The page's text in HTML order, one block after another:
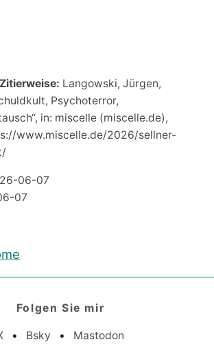
Langowski, Jürgen,
Psychoterror,
in: miscelle (miscelle.de),
www.miscelle.de/2026/sellner-
06-07
07
Folgen Sie mir
• Bsky • Mastodon